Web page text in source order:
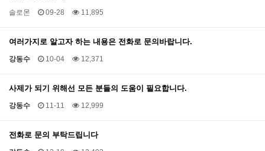
솔로몬 09-28 11,895
여러가지로 알고자 하는 내용은 전화로 문의바랍니다.
강동수 10-04 12,371
사제가 되기 위해선 모든 분들의 도움이 필요합니다.
강동수 11-11 12,999
전화로 문의 부탁드립니다